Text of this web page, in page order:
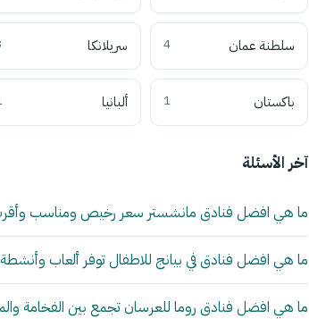
سلطنة عمان 4 سريلانكا
باكستان 1 ألبانيا
آخر الأسئلة
ما هي افضل فنادق مانشستر سعر رخيص ومناسب
ما هي افضل فنادق في بيانج للاطفال توفر ألعاب
ما هي افضل فنادق روما للعرسان تجمع بين الفخامة